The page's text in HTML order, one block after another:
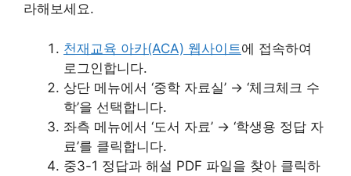
라해보세요.
천재교육 아카(ACA) 웹사이트 에 접속하여
로그인합니다.
상단 메뉴에서 ‘중학 자료실’ → ‘체크체크 수
학’을 선택합니다.
좌측 메뉴에서 ‘도서 자료’ → ‘학생용 정답 자
료’를 클릭합니다.
중3-1 정답과 해설 PDF 파일을 찾아 클릭하